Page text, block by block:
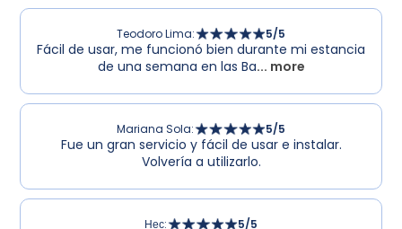
Teodoro Lima: 5/5
Fácil de usar, me funcionó bien durante mi estancia
de una semana en las Ba... more
Mariana Sola: 5/5
Fue un gran servicio y fácil de usar e instalar.
Volvería a utilizarlo.
Нес: 5/5